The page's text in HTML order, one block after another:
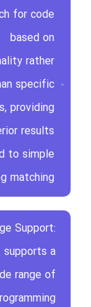
for code
based on
rather
specific
providing
results
to simple
matching.
Support:
supports a
range of